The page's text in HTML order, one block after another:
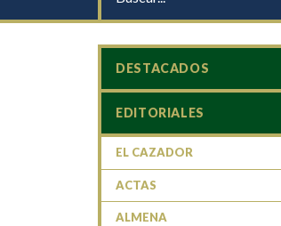
DESTACADOS
EDITORIALES
EL CAZADOR
ACTAS
ALMENA